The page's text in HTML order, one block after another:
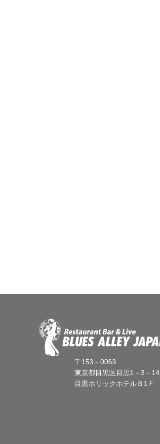
〒153－0063
東京都目黒区目黒1－3－14
目黒ホリックホテルＢ1Ｆ